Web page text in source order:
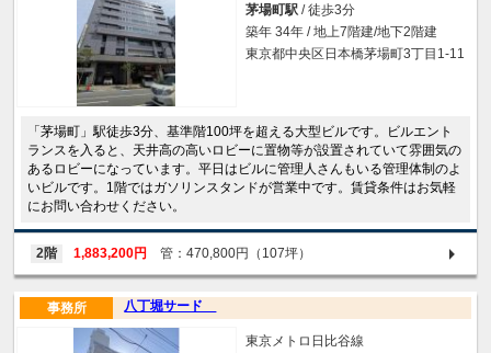
茅場町駅 / 徒歩3分
築年 34年 / 地上7階建/地下2階建
東京都中央区日本橋茅場町3丁目1-11
「茅場町」駅徒歩3分、基準階100坪を超える大型ビルです。ビルエント
ランスを入ると、天井高の高いロビーに置物等が設置されていて雰囲気の
あるロビーになっています。平日はビルに管理人さんもいる管理体制のよ
いビルです。1階ではガソリンスタンドが営業中です。賃貸条件はお気軽
にお問い合わせください。
2階 1,883,200円 管：470,800円（107坪）
八丁堀サード
事務所
東京メトロ日比谷線